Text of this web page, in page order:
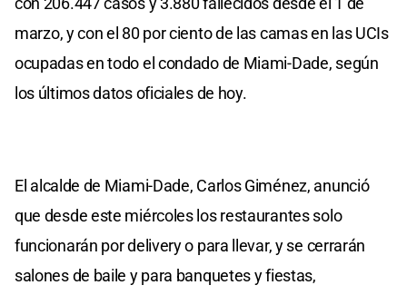
marzo, y con el 80 por ciento de las camas en las UCIs
ocupadas en todo el condado de Miami-Dade, según
los últimos datos oficiales de hoy.
El alcalde de Miami-Dade, Carlos Giménez, anunció
que desde este miércoles los restaurantes solo
funcionarán por delivery o para llevar, y se cerrarán
salones de baile y para banquetes y fiestas,